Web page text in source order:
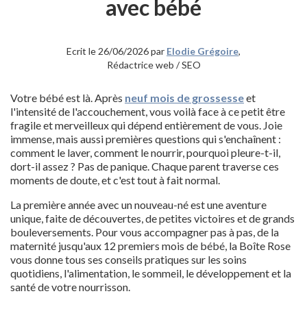
avec bébé
Ecrit le 26/06/2026 par Elodie Grégoire,
Rédactrice web / SEO
Votre bébé est là. Après neuf mois de grossesseet
l'intensité de l'accouchement, vous voilà face à ce petit être
fragile et merveilleux qui dépend entièrement de vous. Joie
immense, mais aussi premières questions qui s'enchaînent :
comment le laver, comment le nourrir, pourquoi pleure-t-il,
dort-il assez ? Pas de panique. Chaque parent traverse ces
moments de doute, et c'est tout à fait normal.
La première année avec un nouveau-né est une aventure
unique, faite de découvertes, de petites victoires et de grands
bouleversements. Pour vous accompagner pas à pas, de la
maternité jusqu'aux 12 premiers mois de bébé, la Boîte Rose
vous donne tous ses conseils pratiques sur les soins
quotidiens, l'alimentation, le sommeil, le développement et la
santé de votre nourrisson.